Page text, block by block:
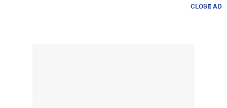
CLOSE AD